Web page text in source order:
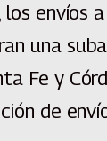
los envíos
una
Fe y
de